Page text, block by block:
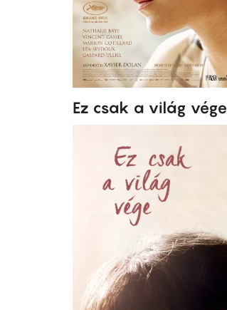
Ez csak a világ vége